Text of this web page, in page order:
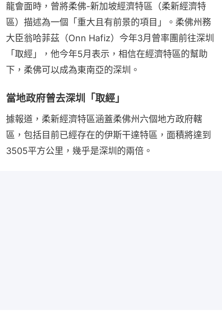
龍會面時，曾將柔佛-新加坡經濟特區（柔新經濟特
區）描述為一個「重大且有前景的項目」。柔佛州務
大臣翁哈菲茲（Onn Hafiz）今年3月曾率團前往深圳
「取經」，他今年5月表示，相信在經濟特區的幫助
下，柔佛可以成為東南亞的深圳。
當地政府曾去深圳「取經」
據報道，柔新經濟特區涵蓋柔佛州六個地方政府轄
區，包括目前已經存在的伊斯干達特區，面積將達到
3505平方公里，幾乎是深圳的兩倍。